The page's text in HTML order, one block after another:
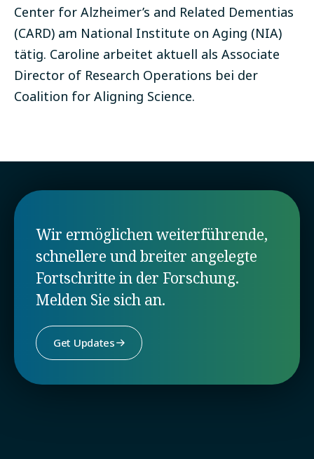
Center for Alzheimer’s and Related Dementias
(CARD) am National Institute on Aging (NIA)
tätig. Caroline arbeitet aktuell als Associate
Director of Research Operations bei der
Coalition for Aligning Science.
Wir ermöglichen weiterführende,
schnellere und breiter angelegte
Fortschritte in der Forschung.
Melden Sie sich an.
Get Updates